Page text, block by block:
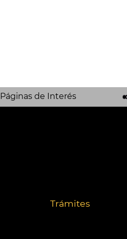
Páginas de Interés
Trámites